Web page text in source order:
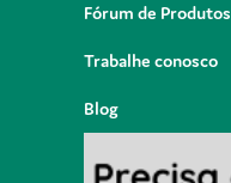
Fórum de Produtos
Trabalhe conosco
Blog